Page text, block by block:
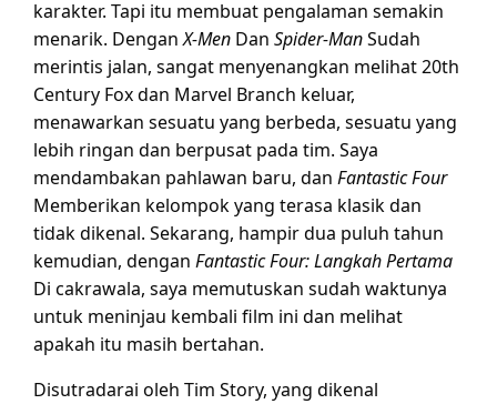
karakter. Tapi itu membuat pengalaman semakin
menarik. DenganX-Men Dan Spider-ManSudah
merintis jalan, sangat menyenangkan melihat 20th
Century Fox dan Marvel Branch keluar,
menawarkan sesuatu yang berbeda, sesuatu yang
lebih ringan dan berpusat pada tim. Saya
mendambakan pahlawan baru, dan Fantastic Four
Memberikan kelompok yang terasa klasik dan
tidak dikenal. Sekarang, hampir dua puluh tahun
kemudian, dengan Fantastic Four: Langkah Pertama
Di cakrawala, saya memutuskan sudah waktunya
untuk meninjau kembali film ini dan melihat
apakah itu masih bertahan.
Disutradarai oleh Tim Story, yang dikenal